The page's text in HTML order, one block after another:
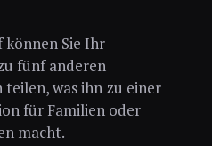
Sie Ihr
fünf anderen
was ihn zu einer
für Familien oder
macht.